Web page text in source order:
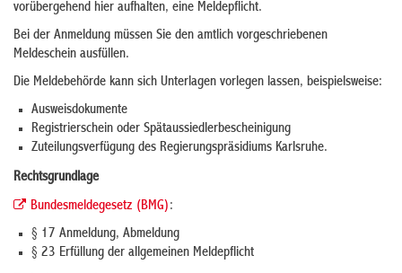
vorübergehend hier aufhalten, eine Meldepflicht.
Bei der Anmeldung müssen Sie den amtlich vorgeschriebenen
Meldeschein ausfüllen.
Die Meldebehörde kann sich Unterlagen vorlegen lassen, beispielsweise:
Ausweisdokumente
Registrierschein oder Spätaussiedlerbescheinigung
Zuteilungsverfügung des Regierungspräsidiums Karlsruhe.
Rechtsgrundlage
Bundesmeldegesetz (BMG):
§ 17 Anmeldung, Abmeldung
§ 23 Erfüllung der allgemeinen Meldepflicht